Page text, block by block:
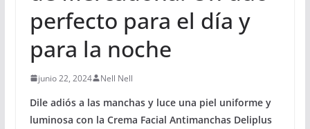
perfecto para el día y
para la noche
junio 22, 2024 Nell Nell
Dile adiós a las manchas y luce una piel uniforme y
luminosa con la Crema Facial Antimanchas Deliplus